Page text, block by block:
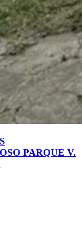
PARQUE V.